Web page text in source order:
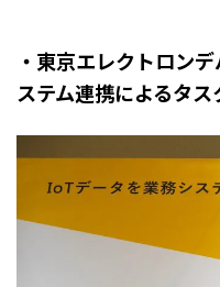
・東京エレクトロン
ステム連携によるタス